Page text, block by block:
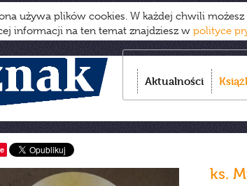
używa plików cookies. W każdej chwili
informacji na ten temat znajdziesz w polityce
Aktualności
ks.